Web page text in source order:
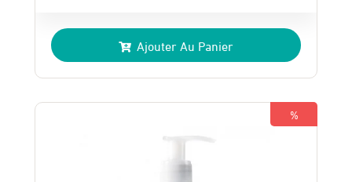
prix
initial
était :
409 Dhs.
prix
actuel
est :
380 Dhs.
Ajouter Au Panier
%